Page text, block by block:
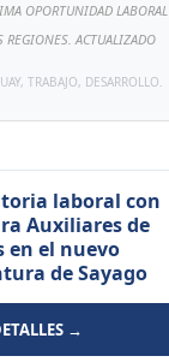
OPORTUNIDAD LABORAL
REGIONES. ACTUALIZADO
TRABAJO, DESARROLLO.
laboral con
Auxiliares de
en el nuevo
de Sayago
→